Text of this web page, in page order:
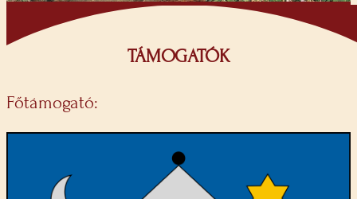
TÁMOGATÓK
Főtámogató: